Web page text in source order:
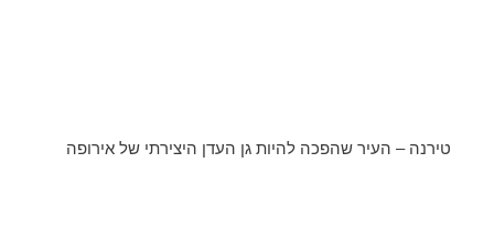
טירנה – העיר שהפכה להיות גן העדן היצירתי של אירופה